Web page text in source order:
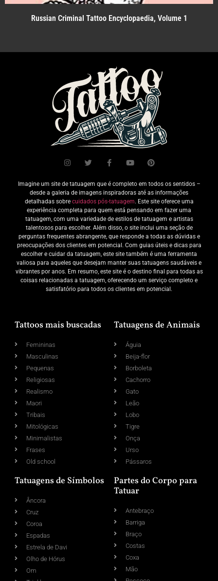
Russian Criminal Tattoo Encyclopaedia, Volume 1
Imagine um site de tatuagem que é completo em todos os sentidos –
desde a galeria de imagens inspiradoras até as informações
detalhadas sobre cuidados pós-tatuagem. Este site oferece uma
experiência completa para quem está pensando em fazer uma
tatuagem, com uma variedade de estilos de tatuagem e artistas
talentosos para escolher. Além disso, o site inclui uma seção de
perguntas frequentes abrangente, que responde a todas as dúvidas e
preocupações dos clientes em potencial. Com guias úteis e dicas para
escolher e cuidar da tatuagem, este site também é uma ferramenta
valiosa para aqueles que desejam manter suas tatuagens saudáveis e
vibrantes por anos. Em resumo, este site é o destino final para todas as
coisas relacionadas a tatuagem, oferecendo um serviço completo e
satisfatório para todos os clientes em potencial.
Tattoos mais buscadas
Femininas
Masculinas
Pequenas
Religiosas
Realismo
Maori
Tribais
Mitológicas
Minimalistas
Frases
Old school
Tatuagens de Animais
Águia
Beija-flor
Borboleta
Cachorro
Gato
Leão
Lobo
Tigre
Onça
Urso
Pássaros
Tatuagens de Símbolos
Âncora
Cruz
Coroa
Espadas
Estrela de Davi
Olho de Hórus
Om
Partes do Corpo para
Tatuar
Antebraço
Barriga
Braço
Costas
Coxa
Mão